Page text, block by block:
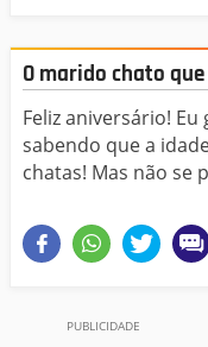
O marido chato
Feliz aniversário!
sabendo que a
chatas! Mas não se